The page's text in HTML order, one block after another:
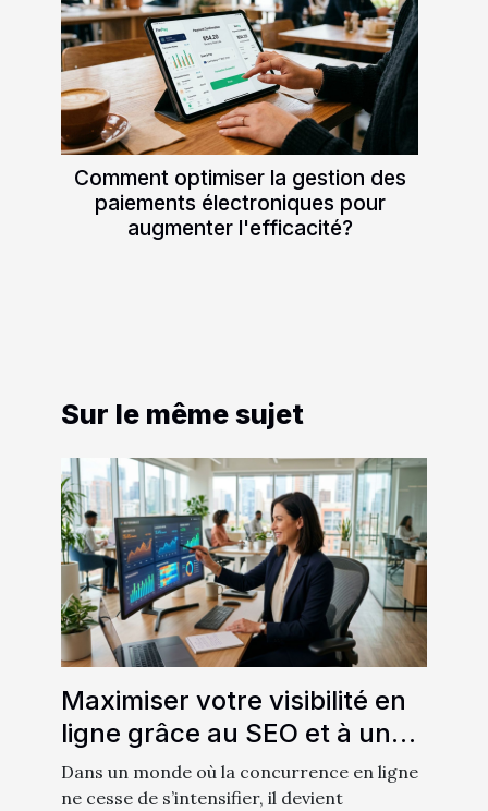
Comment optimiser la gestion des
paiements électroniques pour
augmenter l'efficacité?
Sur le même sujet
Maximiser votre visibilité en
ligne grâce au SEO et à un
site performant
Dans un monde où la concurrence en ligne
ne cesse de s’intensifier, il devient